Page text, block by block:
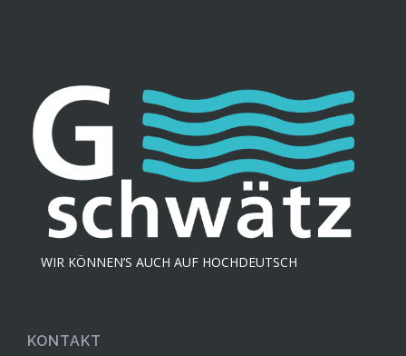
WIR KÖNNEN’S AUCH AUF HOCHDEUTSCH
KONTAKT